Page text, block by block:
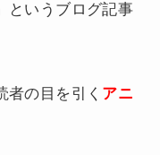
というブログ記事
者の目を引く アニ